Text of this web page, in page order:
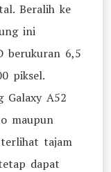
Beralih ke
ini
berukuran 6,5
piksel.
Galaxy A52
maupun
tajam
dapat